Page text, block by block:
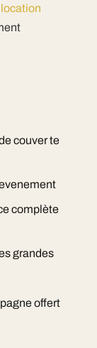
couver te
complète
grandes
offert